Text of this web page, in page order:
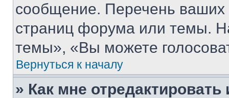
сообщение. Перечень ваших
страниц форума или темы.
темы», «Вы можете
Вернуться к началу
» Как мне